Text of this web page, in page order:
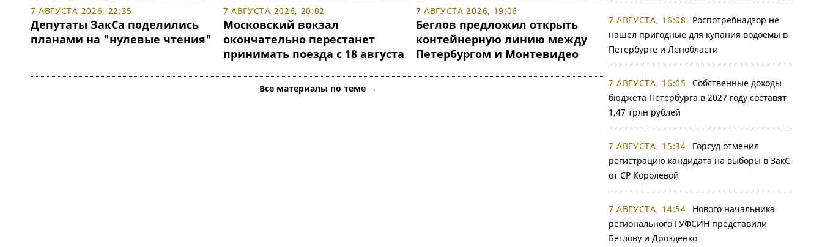
7 АВГУСТА 2026, 22:35
Депутаты ЗакСа поделились
планами на "нулевые чтения"
7 АВГУСТА 2026, 20:02
Московский вокзал
окончательно перестанет
принимать поезда с 18 августа
7 АВГУСТА 2026, 19:06
Беглов предложил открыть
контейнерную линию между
Петербургом и Монтевидео
Все материалы по теме →
7 АВГУСТА, 16:08
Роспотребнадзор не
нашел пригодные для купания водоемы в
Петербурге и Ленобласти
7 АВГУСТА, 16:05
Собственные доходы
бюджета Петербурга в 2027 году составят
1,47 трлн рублей
7 АВГУСТА, 15:34
Горсуд отменил
регистрацию кандидата на выборы в ЗакС
от СР Королевой
7 АВГУСТА, 14:54
Нового начальника
регионального ГУФСИН представили
Беглову и Дрозденко